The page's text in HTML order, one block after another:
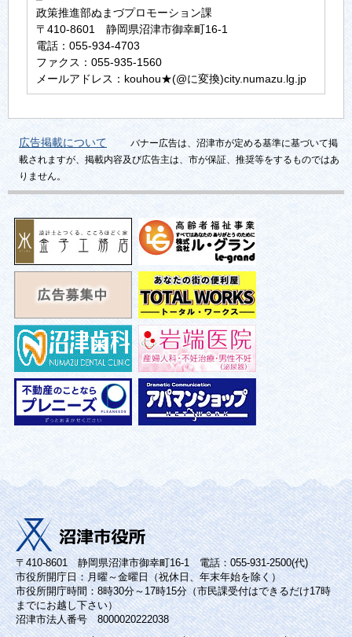
政策推進部ぬまづプロモーション課
〒410-8601 静岡県沼津市御幸町16-1
電話：055-934-4703
ファクス：055-935-1560
メールアドレス：kouhou★(@に変換)city.numazu.lg.jp
広告掲載について
バナー広告は、沼津市が定める基準に基づいて掲
載されますが、掲載内容及び広告主は、市が保証、推奨等をするものではあ
りません。
〒410-8601 静岡県沼津市御幸町16-1 電話：055-931-2500(代)
市役所開庁日：月曜～金曜日（祝休日、年末年始を除く）
市役所開庁時間：8時30分～17時15分（市民課受付はできるだけ17時
までにお越し下さい）
沼津市法人番号 8000020222038